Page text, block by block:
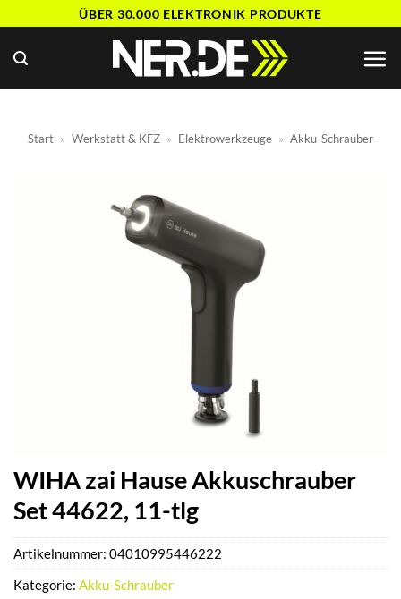
springen
ÜBER 30.000 ELEKTRONIK PRODUKTE
Start » Werkstatt & KFZ » Elektrowerkzeuge » Akku-Schrauber
WIHA zai Hause Akkuschrauber
Set 44622, 11-tlg
Artikelnummer: 04010995446222
Kategorie: Akku-Schrauber